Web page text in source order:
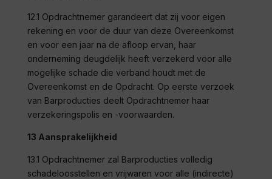
12.1 Opdrachtnemer garandeert dat zij voor eigen
rekening en voor de duur van deze Overeenkomst
en voor een jaar na de afloop ervan, haar
onderneming deugdelijk heeft verzekerd voor alle
mogelijke schade die verband houdt met de
Overeenkomst en de Opdracht. Op eerste verzoek
van Barproducties deelt Opdrachtnemer haar
verzekeringspolis en -voorwaarden.
13 Aansprakelijkheid
13.1 Opdrachtnemer zal Barproducties volledig
schadeloosstellen en vrijwaren voor alle (indirecte)